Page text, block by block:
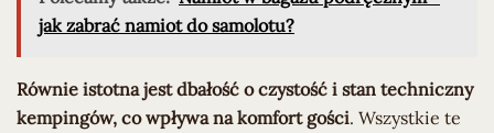
jak zabrać namiot do samolotu?
Równie istotna jest dbałość o czystość i stan techniczny
kempingów, co wpływa na komfort gości. Wszystkie te